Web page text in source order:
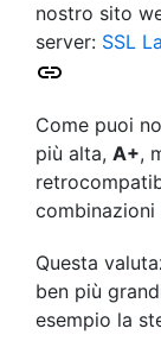
nostro sito
server: SSL
Come puoi
più alta, A+,
Questa
ben più
esempio la